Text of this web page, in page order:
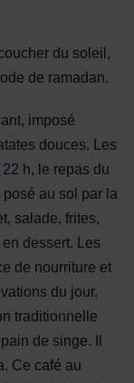
du soleil,
de ramadan.
imposé
douces. Les
h, le repas du
au sol par la
salade, frites,
dessert. Les
de nourriture et
du jour.
traditionnelle
de singe. Il
Ce café au